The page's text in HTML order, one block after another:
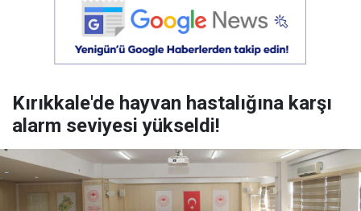
Kırıkkale'de hayvan hastalığına karşı
alarm seviyesi yükseldi!